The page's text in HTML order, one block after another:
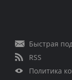
Быстрая
RSS
Политика